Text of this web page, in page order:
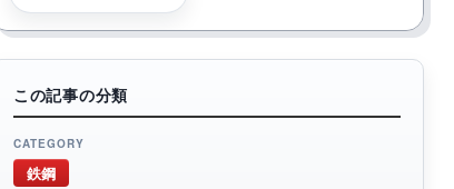
この記事の分類
CATEGORY
鉄鋼